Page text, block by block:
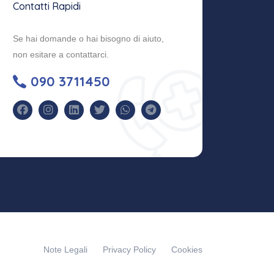
Contatti Rapidi
Se hai domande o hai bisogno di aiuto,
non esitare a contattarci.
090 3711450
Note Legali Privacy Policy Cookies